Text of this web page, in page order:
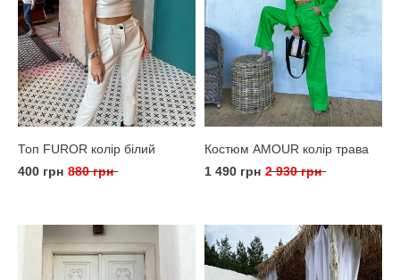
Топ FUROR колір білий
400 грн 880 грн
Костюм AMOUR колір трава
1 490 грн 2 930 грн